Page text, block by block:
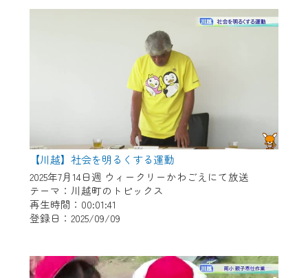
【川越】社会を明るくする運動
2025年7月14日週 ウィークリーかわごえにて放送
テーマ：川越町のトピックス
再生時間：00:01:41
登録日：2025/09/09